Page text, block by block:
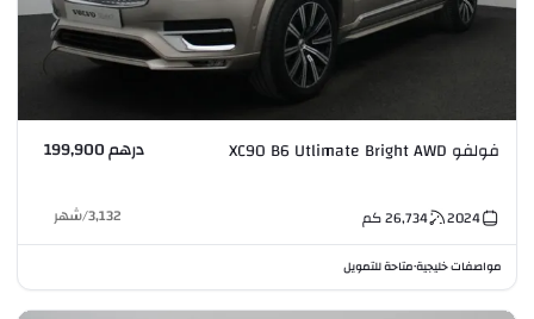
فولفو XC90 B6 Utlimate Bright AWD درهم 199,900
2024
26,734كم 3,132
/شهر
مواصفات خليجية•متاحة للتمويل